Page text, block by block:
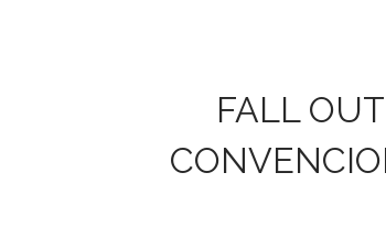
FALL